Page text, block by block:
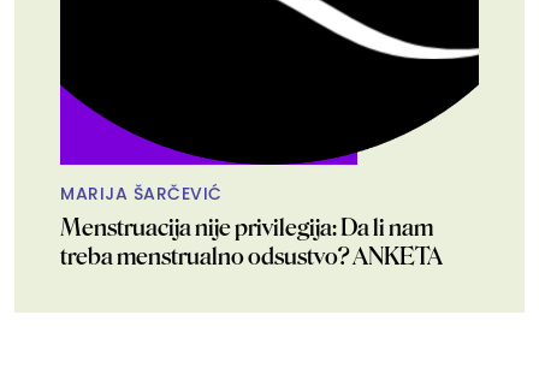
MARIJA ŠARČEVIĆ
Menstruacija nije privilegija: Da li nam
treba menstrualno odsustvo? ANKETA